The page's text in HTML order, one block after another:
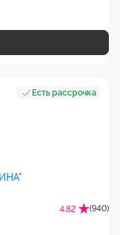
Есть рассрочка
4.82 (940)